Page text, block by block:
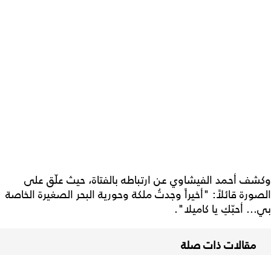
وكشف أحمد الفيشاوي عن ارتباطه بالفتاة، حيث علّق على
الصورة قائلاً: "أخيراً وجدتُ ملكة وحورية البحر الصغيرة الخاصة
بي... أحبّكِ يا كاميلا".
مقالات ذات صلة